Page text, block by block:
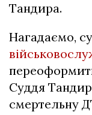
Тандира.
Нагадаємо,
Суддя
смертельну